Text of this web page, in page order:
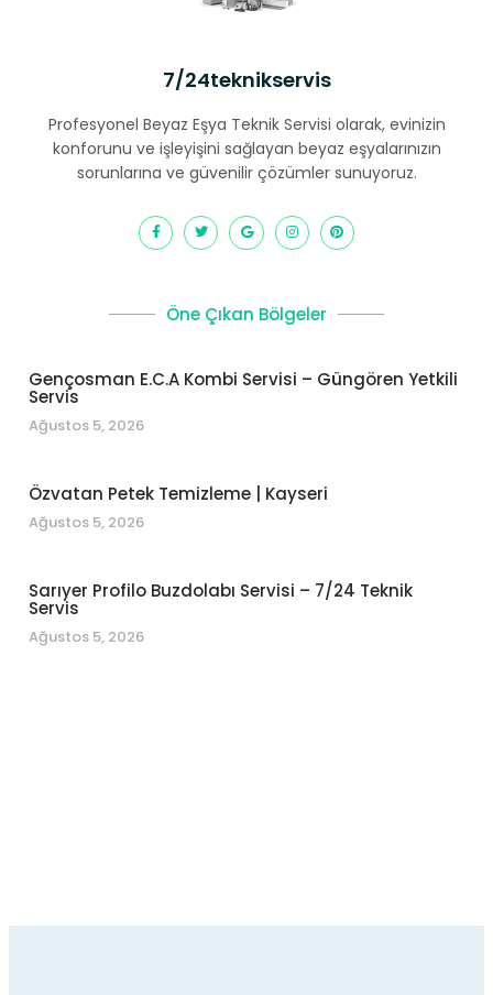
7/24teknikservis
Profesyonel Beyaz Eşya Teknik Servisi olarak, evinizin
konforunu ve işleyişini sağlayan beyaz eşyalarınızın
sorunlarına ve güvenilir çözümler sunuyoruz.
Öne Çıkan Bölgeler
Gençosman E.C.A Kombi Servisi – Güngören Yetkili
Servis
Ağustos 5, 2026
Özvatan Petek Temizleme | Kayseri
Ağustos 5, 2026
Sarıyer Profilo Buzdolabı Servisi – 7/24 Teknik
Servis
Ağustos 5, 2026